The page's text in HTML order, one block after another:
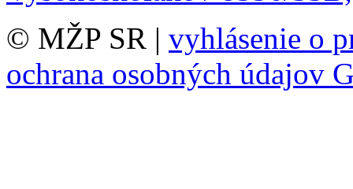
© MŽP SR | vyhlásenie o
ochrana osobných údajov